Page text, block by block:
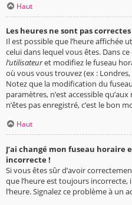
Haut
Les heures ne sont pas correctes
Il est possible que l’heure affichée
celui dans lequel vous êtes. Dans ce
l’utilisateuret modifiez le fuseau
où vous vous trouvez (ex : Londres,
Notez que la modification du
paramètres, n’est accessible
n’êtes pas enregistré, c’est le bon
Haut
J’ai changé mon fuseau horaire
incorrecte !
Si vous êtes sûr d’avoir
que l’heure est toujours incorrecte,
l’heure. Signalez ce problème à un